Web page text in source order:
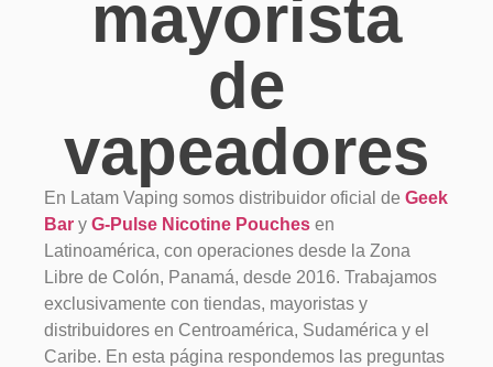
mayorista
de
vapeadores
En Latam Vaping somos distribuidor oficial de Geek
Bar y G-Pulse Nicotine Pouches en
Latinoamérica, con operaciones desde la Zona
Libre de Colón, Panamá, desde 2016. Trabajamos
exclusivamente con tiendas, mayoristas y
distribuidores en Centroamérica, Sudamérica y el
Caribe. En esta página respondemos las preguntas